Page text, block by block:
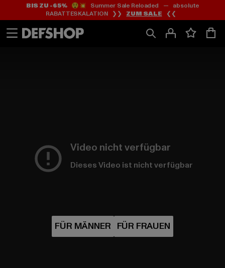
Zum
Inhalt
springen
Zum
Fußzeile
springen
BIS ZU -65%😲💥 Summer Sale Reloaded — absolute
RABATTESKALATION ❯❯ ZUM SALE ❮❮
Video nicht verfügbar
Dieses Video ist nicht verfügbar